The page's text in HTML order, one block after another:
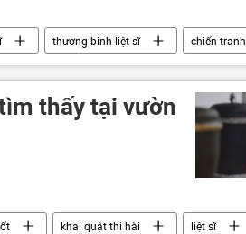
thương binh liệt sĩ
chiến tranh
thấy tại vườn
khai quật thi hài
liệt sĩ